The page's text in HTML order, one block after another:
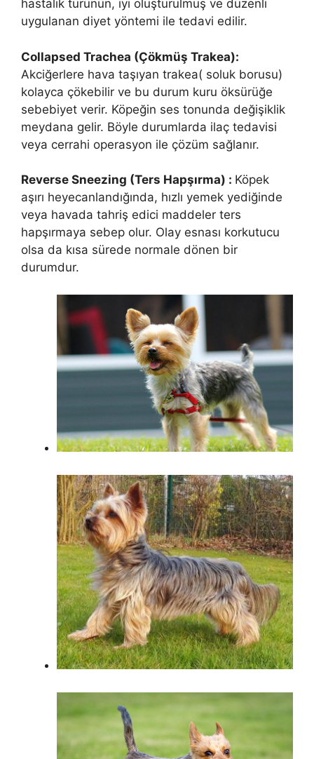
hastalık türünün, iyi oluşturulmuş ve düzenli
uygulanan diyet yöntemi ile tedavi edilir.
Collapsed Trachea (Çökmüş Trakea):
Akciğerlere hava taşıyan trakea( soluk borusu)
kolayca çökebilir ve bu durum kuru öksürüğe
sebebiyet verir. Köpeğin ses tonunda değişiklik
meydana gelir. Böyle durumlarda ilaç tedavisi
veya cerrahi operasyon ile çözüm sağlanır.
Reverse Sneezing (Ters Hapşırma) : Köpek
aşırı heyecanlandığında, hızlı yemek yediğinde
veya havada tahriş edici maddeler ters
hapşırmaya sebep olur. Olay esnası korkutucu
olsa da kısa sürede normale dönen bir
durumdur.